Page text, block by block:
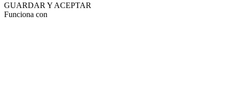
GUARDAR Y ACEPTAR
Funciona con